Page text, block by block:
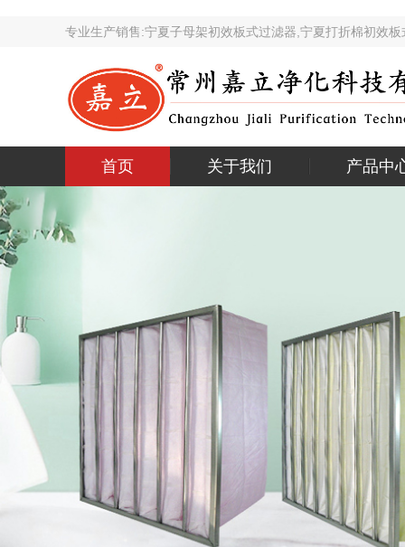
专业生产销售:宁夏子母架初效板式过滤器,宁夏打折棉
首页 关于我们 产品中